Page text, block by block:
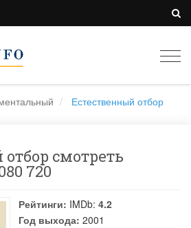
Естественный отбор
смотреть
720
Рейтинги: IMDb: 4.2
Год выхода: 2001